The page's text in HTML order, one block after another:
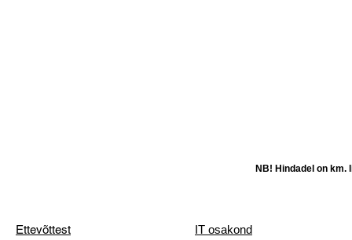
NB! Hindadel on km.
Ettevõttest
IT osakond